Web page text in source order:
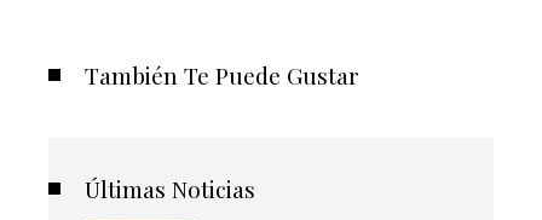
También Te Puede Gustar
Últimas Noticias